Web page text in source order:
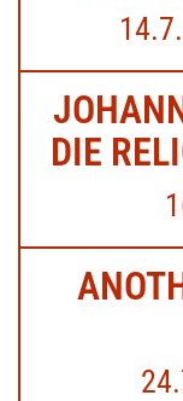
DIE